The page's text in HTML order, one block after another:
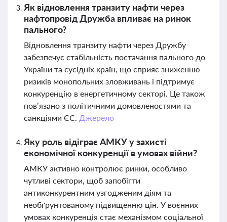
Як відновлення транзиту нафти через
нафтопровід Дружба впливає на ринок
пального?
Відновлення транзиту нафти через Дружбу
забезпечує стабільність постачання пального до
України та сусідніх країн, що сприяє зниженню
ризиків монопольних зловживань і підтримує
конкуренцію в енергетичному секторі. Це також
пов’язано з політичними домовленостями та
санкціями ЄС. Джерело
Яку роль відіграє АМКУ у захисті
економічної конкуренції в умовах війни?
АМКУ активно контролює ринки, особливо
чутливі сектори, щоб запобігти
антиконкурентним узгодженим діям та
необґрунтованому підвищенню цін. У воєнних
умовах конкуренція стає механізмом соціальної